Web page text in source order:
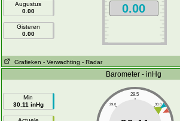
Augustus
0.00
Gisteren
0.00
0.00
Grafieken - Verwachting - Radar
Barometer - inHg
Min
30.11 inHg
29.5
29.0 30.0